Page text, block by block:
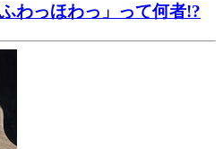
わっほわっ」って何者!?